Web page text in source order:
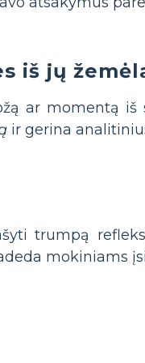
iš jų
ar momentą iš
ir gerina
trumpą
mokiniams